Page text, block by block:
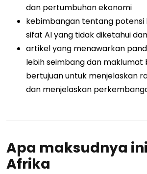
dan pertumbuhan ekonomi
kebimbangan tentang potensi
sifat AI yang tidak diketahui
artikel yang menawarkan
lebih seimbang dan maklumat
bertujuan untuk menjelaskan
dan menjelaskan
Apa maksudnya
Afrika